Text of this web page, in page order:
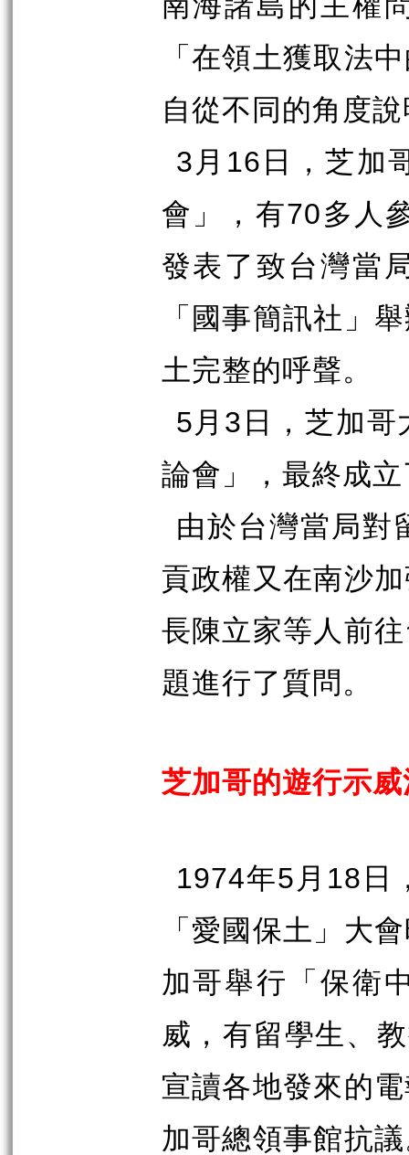
「在領土獲取法
自從不同的角度
3 月 16 日，芝加
會」，有70多人
發表了致台灣當
「國事簡訊社」
土完整的呼聲。
5 月 3 日，芝加
論會」，最終成
由於台灣當局對
貢政權又在南沙
長陳立家等人前
題進行了質問。
芝加哥的遊行示
1974年5 月 18 日
「愛國保土」大
加哥舉行「保衛
威，有留學生、
宣讀各地發來的
加哥總領事館抗